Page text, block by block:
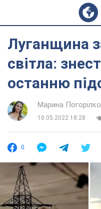
Луганщина
світла:
останню
Марина Погорілко
18.05.2022 18:28
0